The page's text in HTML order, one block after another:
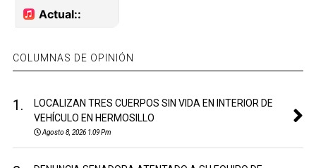
COLUMNAS DE OPINIÓN
1.
LOCALIZAN TRES CUERPOS SIN VIDA EN INTERIOR DE
VEHÍCULO EN HERMOSILLO
Agosto 8, 2026 1:09 Pm